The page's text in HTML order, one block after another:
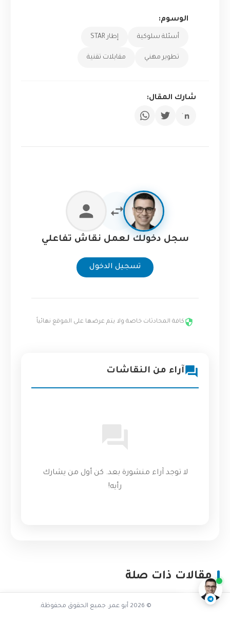
الوسوم:
أسئلة سلوكية إطار STAR
تطوير مهني مقابلات تقنية
شارك المقال:
سجل دخولك لعمل نقاش تفاعلي
تسجيل الدخول
كافة المحادثات خاصة ولا يتم عرضها على الموقع نهائياً
آراء من النقاشات
لا توجد آراء منشورة بعد. كن أول من يشارك
رأيه!
مقالات ذات صلة
© 2026 أبو عمر. جميع الحقوق محفوظة.